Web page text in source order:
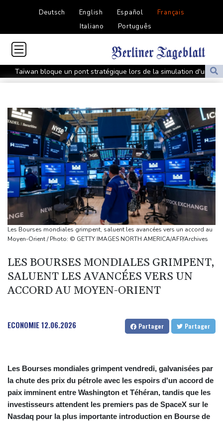
Deutsch English Español
Français
Italiano
Português
Taïwan bloque un pont stratégique lors de la simulation d'une
invasion par la Chine
maltraitance et d'exploitation, avertissent des ONG
Foot: le Paris SG officialise l'arrivée de Maghnès Akliouche en
provenance de Monaco
Foot: Rodri a donné son accord au FC Barcelone pour négocier
avec Manchester City
Tour de France femmes: Kim Le Court remporte la 6e étape,
Marlen Reusser reste maillot jaune
La Bourse de Paris reste perchée sur ses niveaux records
Les Bourses mondiales suspendues au Moyen-Orient, records en
Europe
Foot: le Real Madrid s'offre la pépite ivoirienne Yan Diomandé
Vanessa Paradis annonce sa séparation d'avec Samuel
Benchetrit
Les Bourses mondiales grimpent, saluent les avancées vers un accord au
Moyen-Orient / Photo: © GETTY IMAGES NORTH AMERICA/AFP/Archives
LES BOURSES MONDIALES GRIMPENT,
SALUENT LES AVANCÉES VERS UN
ACCORD AU MOYEN-ORIENT
ECONOMIE12.06.2026 Partager Partager
Les Bourses mondiales grimpent vendredi, galvanisées par
la chute des prix du pétrole avec les espoirs d'un accord de
paix imminent entre Washington et Téhéran, tandis que les
investisseurs attendent les premiers pas de SpaceX sur le
Nasdaq pour la plus importante introduction en Bourse de